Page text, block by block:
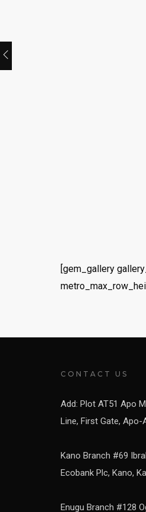
[gem_gallery
CONTACT US
Add: Plot AT51 Apo
Line, First Gate, Apo-
Kano Branch #69
Ecobank Plc, Kano,
Enugu Branch #128